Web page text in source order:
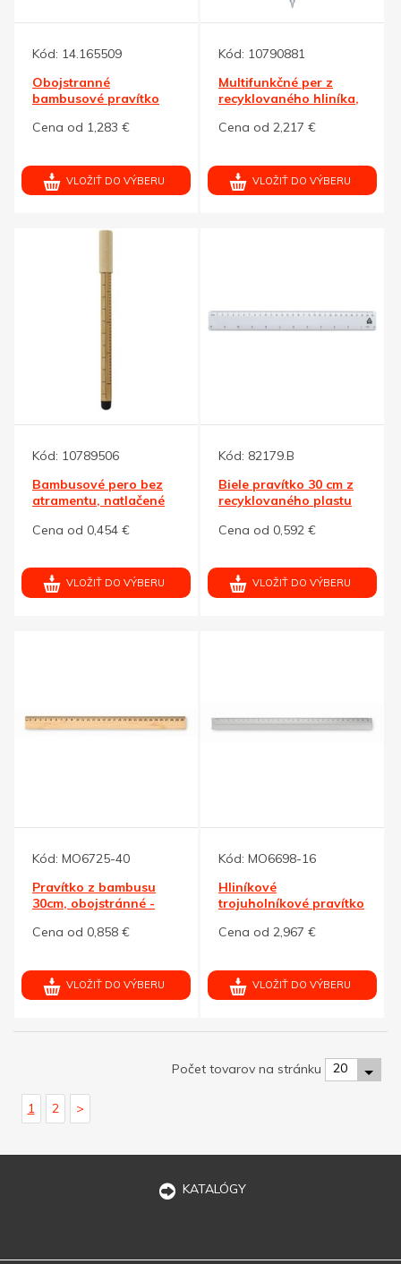
Kód: 14.165509
Obojstranné
bambusové pravítko
Cena od 1,283 €
VLOŽIŤ DO VÝBERU
Kód: 10790881
Multifunkčné per z
recyklovaného hliníka,
Cena od 2,217 €
VLOŽIŤ DO VÝBERU
Kód: 10789506
Bambusové pero bez
atramentu, natlačené
Cena od 0,454 €
VLOŽIŤ DO VÝBERU
Kód: 82179.B
Biele pravítko 30 cm z
recyklovaného plastu
Cena od 0,592 €
VLOŽIŤ DO VÝBERU
Kód: MO6725-40
Pravítko z bambusu
30cm, obojstránné -
Cena od 0,858 €
VLOŽIŤ DO VÝBERU
Kód: MO6698-16
Hliníkové
trojuholníkové pravítko
Cena od 2,967 €
VLOŽIŤ DO VÝBERU
Počet tovarov na stránku 20
1 2 >
KATALÓGY